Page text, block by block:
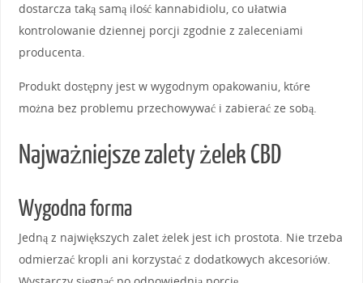
dostarcza taką samą ilość kannabidiolu, co ułatwia
kontrolowanie dziennej porcji zgodnie z zaleceniami
producenta.
Produkt dostępny jest w wygodnym opakowaniu, które
można bez problemu przechowywać i zabierać ze sobą.
Najważniejsze zalety żelek CBD
Wygodna forma
Jedną z największych zalet żelek jest ich prostota. Nie trzeba
odmierzać kropli ani korzystać z dodatkowych akcesoriów.